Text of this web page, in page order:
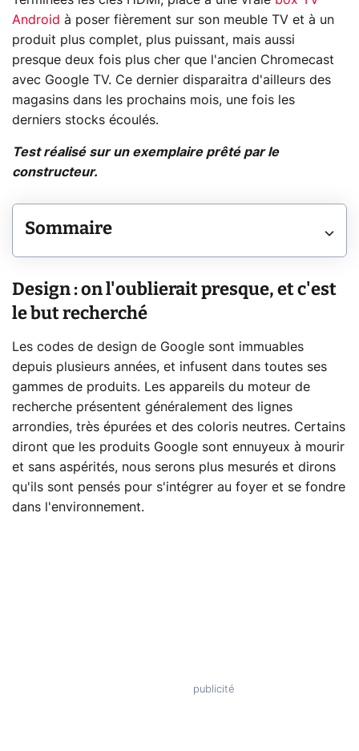
Android à poser fièrement sur son meuble TV et à un
produit plus complet, plus puissant, mais aussi
presque deux fois plus cher que l'ancien Chromecast
avec Google TV. Ce dernier disparaitra d'ailleurs des
magasins dans les prochains mois, une fois les
derniers stocks écoulés.
Test réalisé sur un exemplaire prêté par le
constructeur.
Sommaire
Design : on l'oublierait presque, et c'est
le but recherché
Les codes de design de Google sont immuables
depuis plusieurs années, et infusent dans toutes ses
gammes de produits. Les appareils du moteur de
recherche présentent généralement des lignes
arrondies, très épurées et des coloris neutres. Certains
diront que les produits Google sont ennuyeux à mourir
et sans aspérités, nous serons plus mesurés et dirons
qu'ils sont pensés pour s'intégrer au foyer et se fondre
dans l'environnement.